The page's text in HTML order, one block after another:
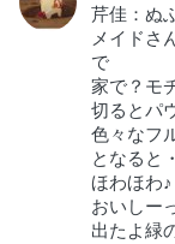
芹佳：ぬ
メイドさ
で
家で？モ
切るとパ
色々なフ
となると
ほわほわ♪
おいしー
出たよ緑